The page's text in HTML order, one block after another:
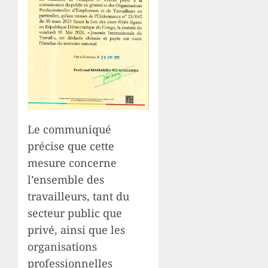
Le communiqué
précise que cette
mesure concerne
l’ensemble des
travailleurs, tant du
secteur public que
privé, ainsi que les
organisations
professionnelles